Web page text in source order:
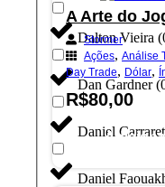
Dalton Vieira (
Dan Gardner(
Daniel
Daniel
A Arte do
Stormer
Ações, Análise
Day Trade, Dólar,
R$80,00